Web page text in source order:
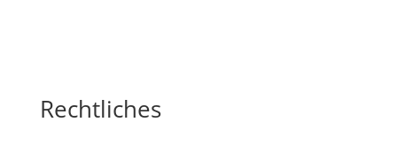
Rechtliches